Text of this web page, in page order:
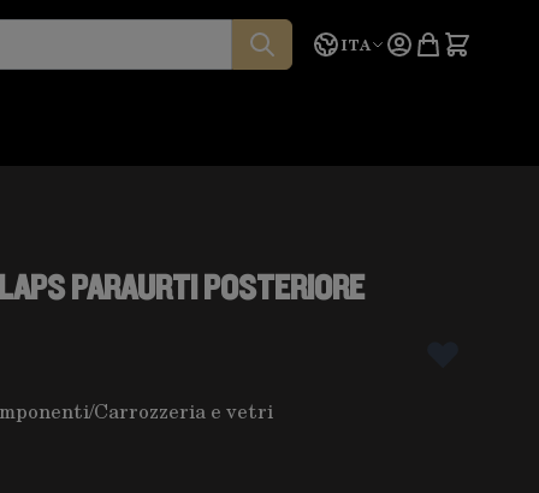
Lingua
ITA Preventivo
PARAURTI POSTERIORE
/Carrozzeria e vetri